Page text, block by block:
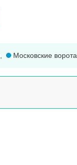
Московские ворота